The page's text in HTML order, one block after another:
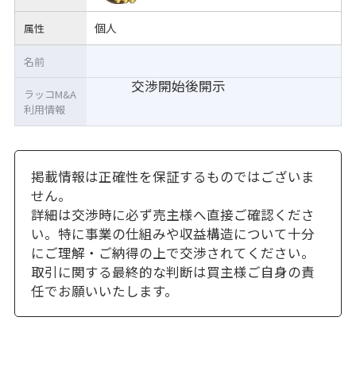
属性 個人
交渉開始後開示
名前
ラッコM&A
利用情報
掲載情報は正確性を保証するものではございま
せん。
詳細は交渉時に必ず売主様へ直接ご確認くださ
い。特に事業の仕組みや収益構造について十分
にご理解・ご納得の上で交渉されてください。
取引に関する最終的な判断は買主様ご自身の責
任でお願いいたします。